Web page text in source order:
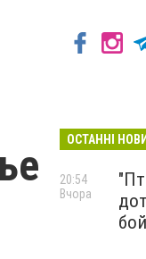
ОСТАННІ
20:54
Вчора